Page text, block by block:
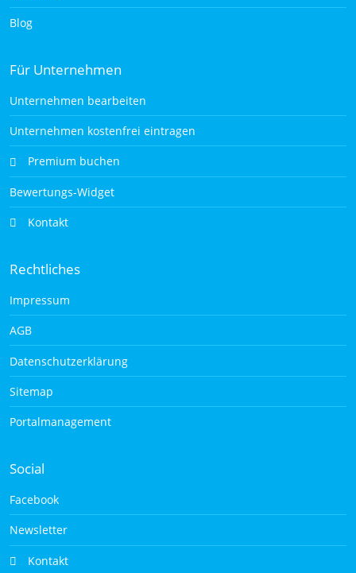
Blog
Für Unternehmen
Unternehmen bearbeiten
Unternehmen kostenfrei eintragen
Premium buchen
Bewertungs-Widget
Kontakt
Rechtliches
Impressum
AGB
Datenschutzerklärung
Sitemap
Portalmanagement
Social
Facebook
Newsletter
Kontakt